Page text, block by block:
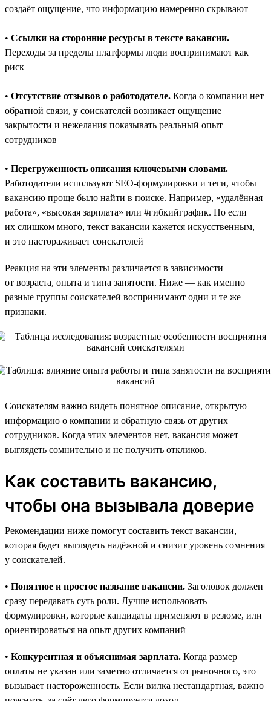
создаёт ощущение, что информацию намеренно скрывают
• Ссылки на сторонние ресурсы в тексте вакансии.
Переходы за пределы платформы люди воспринимают как
риск
• Отсутствие отзывов о работодателе. Когда о компании нет
обратной связи, у соискателей возникает ощущение
закрытости и нежелания показывать реальный опыт
сотрудников
• Перегруженность описания ключевыми словами.
Работодатели используют SEO-формулировки и теги, чтобы
вакансию проще было найти в поиске. Например, «удалённая
работа», «высокая зарплата» или #гибкийграфик. Но если
их слишком много, текст вакансии кажется искусственным,
и это настораживает соискателей
Реакция на эти элементы различается в зависимости
от возраста, опыта и типа занятости. Ниже — как именно
разные группы соискателей воспринимают одни и те же
признаки.
Соискателям важно видеть понятное описание, открытую
информацию о компании и обратную связь от других
сотрудников. Когда этих элементов нет, вакансия может
выглядеть сомнительно и не получить откликов.
Как составить вакансию,
чтобы она вызывала доверие
Рекомендации ниже помогут составить текст вакансии,
которая будет выглядеть надёжной и снизит уровень сомнения
у соискателей.
• Понятное и простое название вакансии. Заголовок должен
сразу передавать суть роли. Лучше использовать
формулировки, которые кандидаты применяют в резюме, или
ориентироваться на опыт других компаний
• Конкурентная и объяснимая зарплата. Когда размер
оплаты не указан или заметно отличается от рыночного, это
вызывает настороженность. Если вилка нестандартная, важно